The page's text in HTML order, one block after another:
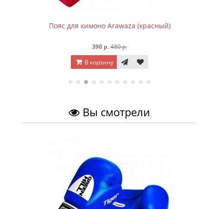
Пояс для кимоно Arawaza (красный)
390 р.480 р.
В корзину
Вы смотрели